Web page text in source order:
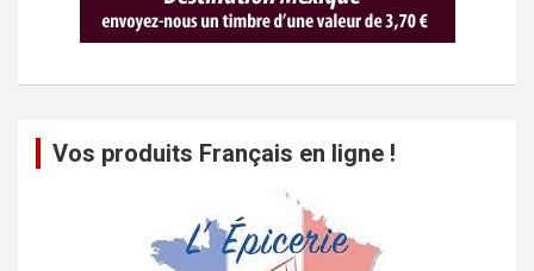
Vos produits Français en ligne !